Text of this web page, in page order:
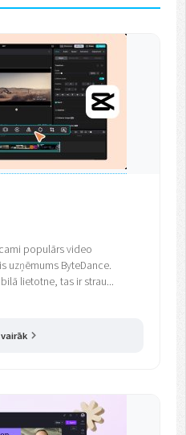
populārs video
uzņēmums ByteDance.
lietotne, tas ir strau...